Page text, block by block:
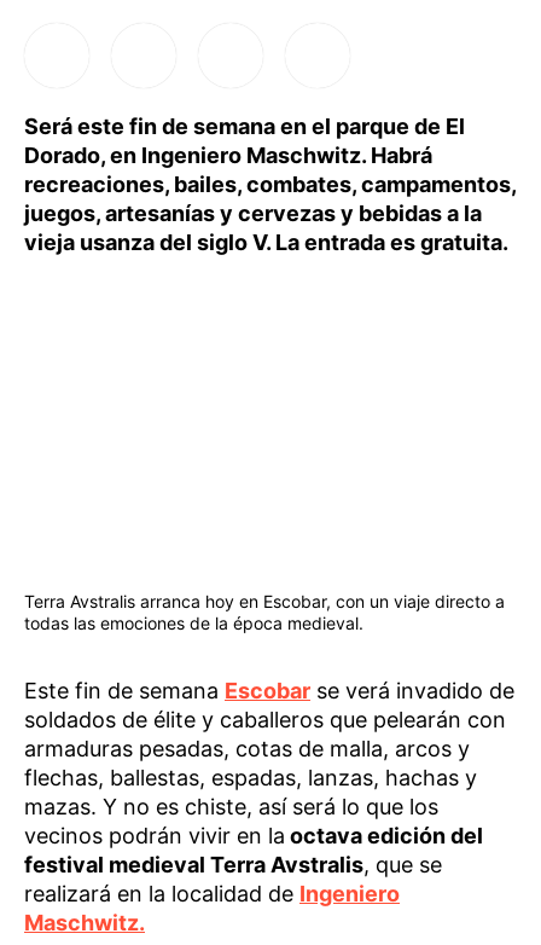
Será este fin de semana en el parque de El
Dorado, en Ingeniero Maschwitz. Habrá
recreaciones, bailes, combates, campamentos,
juegos, artesanías y cervezas y bebidas a la
vieja usanza del siglo V. La entrada es gratuita.
Terra Avstralis arranca hoy en Escobar, con un viaje directo a
todas las emociones de la época medieval.
Este fin de semana Escobar se verá invadido de
soldados de élite y caballeros que pelearán con
armaduras pesadas, cotas de malla, arcos y
flechas, ballestas, espadas, lanzas, hachas y
mazas. Y no es chiste, así será lo que los
vecinos podrán vivir en la octava edición del
festival medieval Terra Avstralis, que se
realizará en la localidad de Ingeniero
Maschwitz.